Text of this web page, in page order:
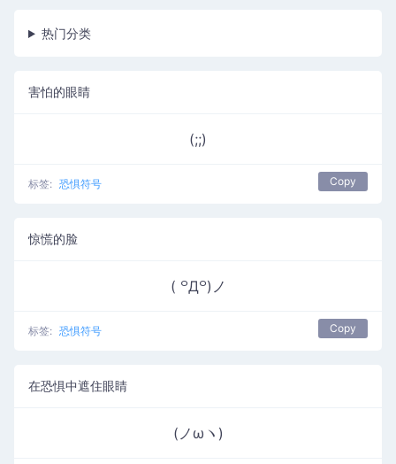
热门分类
害怕的眼睛
(;;)
标签: 恐惧符号 Copy
惊慌的脸
( ꒪Д꒪)ノ
标签: 恐惧符号 Copy
在恐惧中遮住眼睛
(ノωヽ)